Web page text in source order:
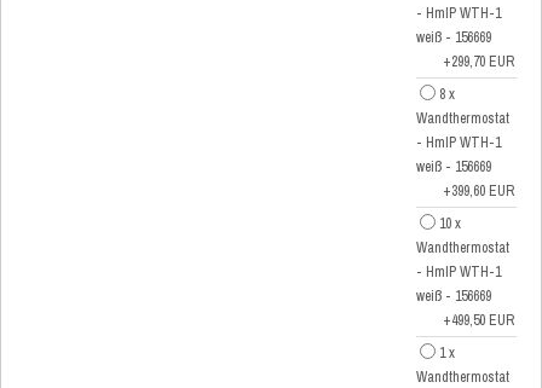
- HmIP WTH-1
weiß - 156669
+299,70 EUR
8 x
Wandthermostat
- HmIP WTH-1
weiß - 156669
+399,60 EUR
10 x
Wandthermostat
- HmIP WTH-1
weiß - 156669
+499,50 EUR
1 x
Wandthermostat